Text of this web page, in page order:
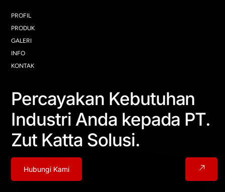
PROFIL
PRODUK
GALERI
INFO
KONTAK
Percayakan Kebutuhan
Industri Anda kepada PT.
Zut Katta Solusi.
Hubungi Kami